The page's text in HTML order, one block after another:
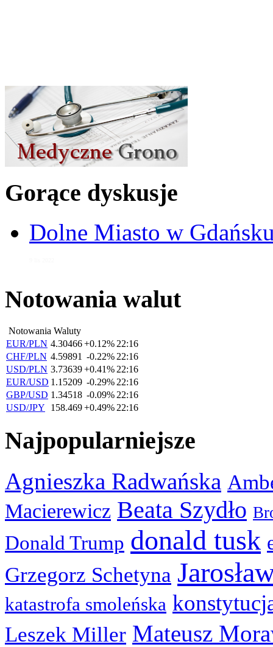
Gorące dyskusje
Dolne Miasto w
Notowania walut
Notowania Waluty
EUR/PLN 4.30466+0.12% 22:16
CHF/PLN 4.59891 -0.22% 22:16
USD/PLN 3.73639+0.41% 22:16
EUR/USD 1.15209 -0.29% 22:16
GBP/USD 1.34518 -0.09% 22:16
USD/JPY
158.469+0.49% 22:16
Najpopularniejsze
Agnieszka Radwańska
Macierewicz Beata Szydło
Donald Trump donald tusk
Grzegorz Schetyna
katastrofa smoleńska
Leszek Miller Mateusz